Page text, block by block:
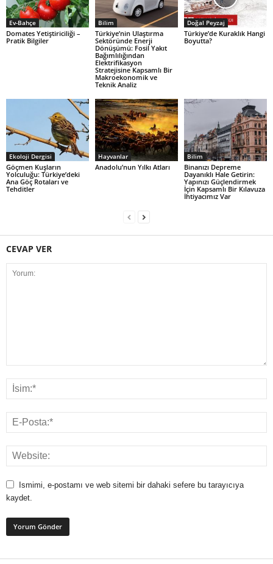
Ev-Bahçe
Domates Yetiştiriciliği –
Pratik Bilgiler
Bilim
Türkiye’nin Ulaştırma
Sektöründe Enerji
Dönüşümü: Fosil Yakıt
Bağımlılığından
Elektrifikasyon
Stratejisine Kapsamlı Bir
Makroekonomik ve
Teknik Analiz
Doğal Peyzaj
Türkiye’de Kuraklık Hangi
Boyutta?
Ekoloji Dergisi
Göçmen Kuşların
Yolculuğu: Türkiye’deki
Ana Göç Rotaları ve
Tehditler
Hayvanlar
Anadolu’nun Yılkı Atları
Bilim
Binanızı Depreme
Dayanıklı Hale Getirin:
Yapınızı Güçlendirmek
İçin Kapsamlı Bir Kılavuza
İhtiyacımız Var
CEVAP VER
Ismimi, e-postamı ve web sitemi bir dahaki sefere bu tarayıcıya
kaydet.